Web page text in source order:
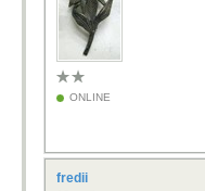
ONLINE
fredii